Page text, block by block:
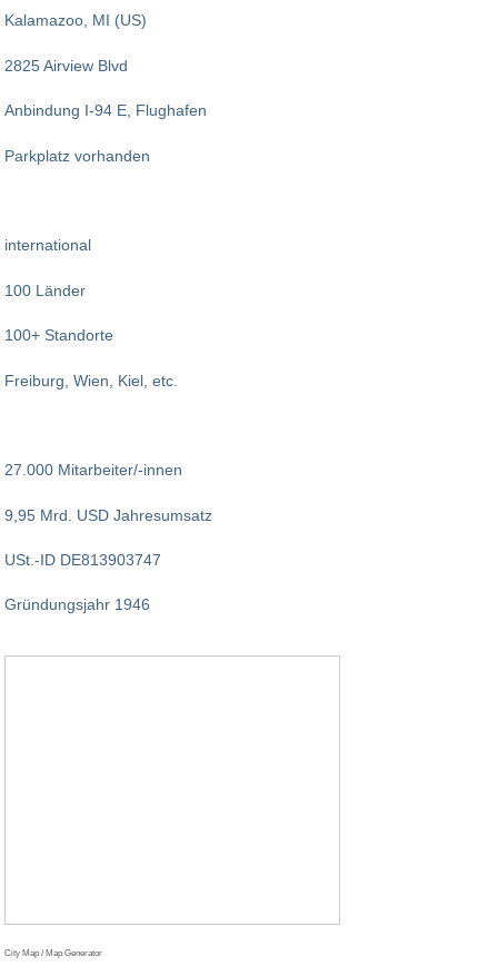
Kalamazoo, MI (US)
2825 Airview Blvd
Anbindung I-94 E, Flughafen
Parkplatz vorhanden
international
100 Länder
100+ Standorte
Freiburg, Wien, Kiel, etc.
27.000 Mitarbeiter/-innen
9,95 Mrd. USD Jahresumsatz
USt.-ID DE813903747
Gründungsjahr 1946
City Map / Map Generator